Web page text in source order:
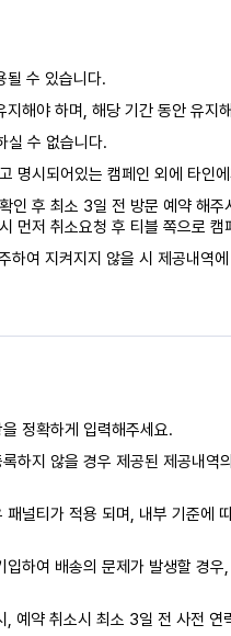
될 수 있습니다.
해야 하며, 해당 기간 동안 유지
실 수 없습니다.
명시되어있는 캠페인 외에 타인
인 후 최소 3일 전 방문 예약 해
먼저 취소요청 후 티블 쪽으로
하여 지켜지지 않을 시 제공내역
정확하게 입력해주세요.
하지 않을 경우 제공된 제공내역
널티가 적용 되며, 내부 기준에
하여 배송의 문제가 발생할 경
예약 취소시 최소 3일 전 사전 연